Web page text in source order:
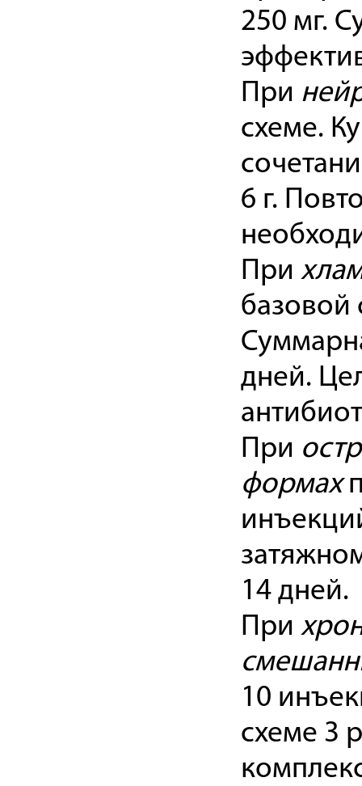
250 мг.
При
схеме.
6 г.
При
базовой
дней.
При
формах
14 дней.
При
10
схеме 3